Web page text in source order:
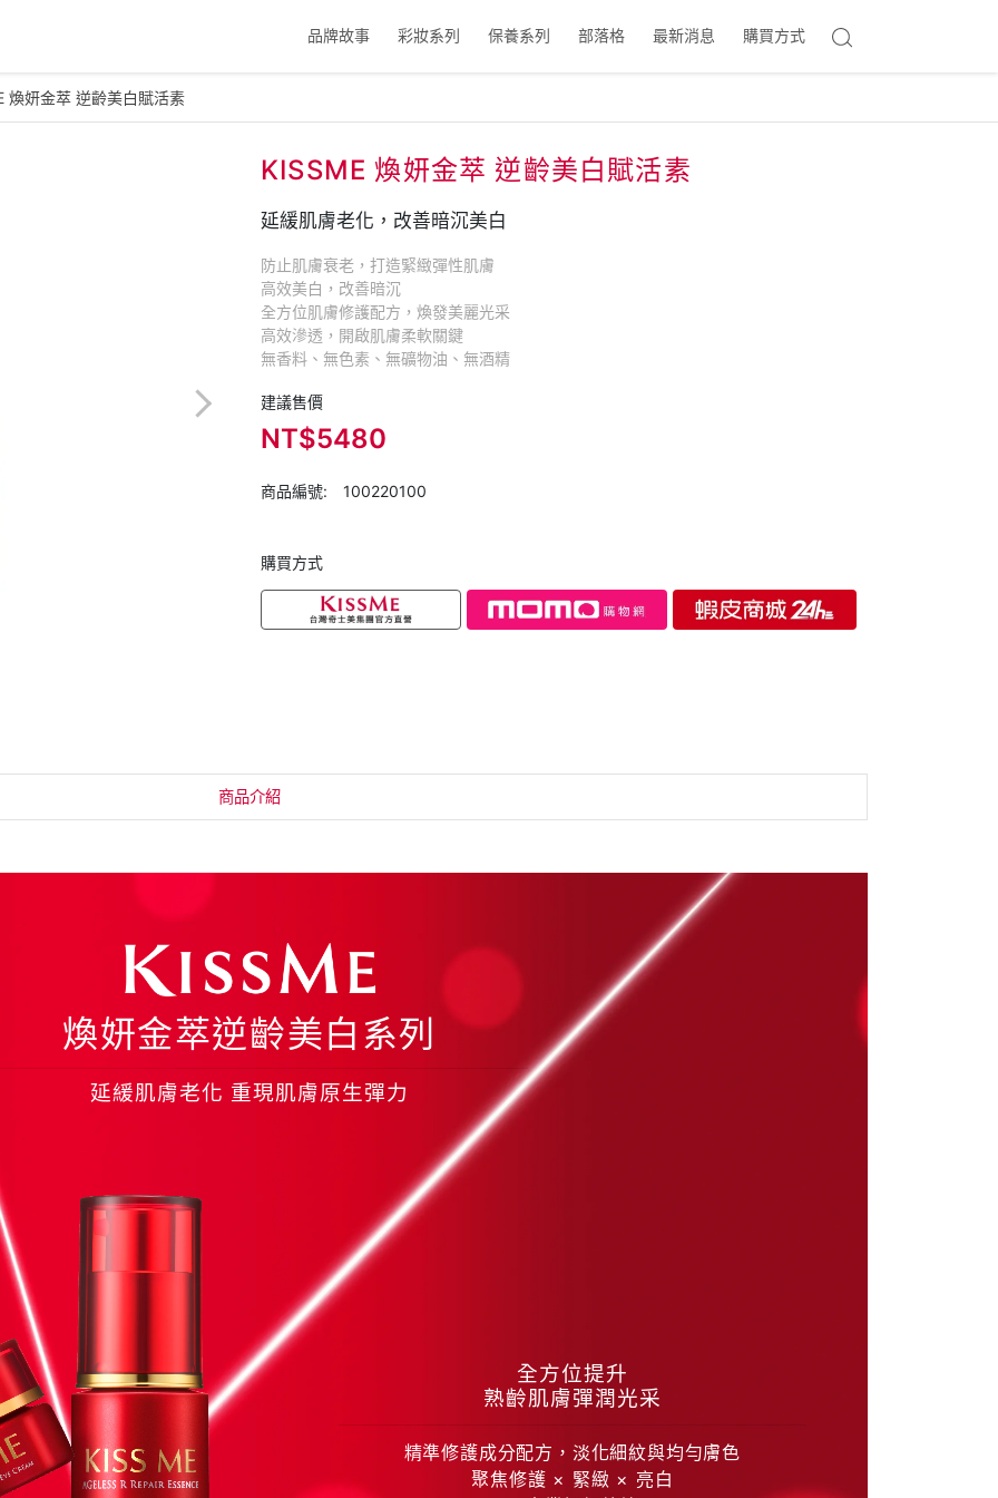
品牌故事 彩妝系列 保養系列 部落格 最新消息 購買方式
煥妍金萃 逆齡美白賦活素
KISSME 煥妍金萃 逆齡美白賦活素
防止肌膚衰老，打造緊緻彈性肌膚​
高效美白，改善暗沉​
全方位肌膚修護配方，煥發美麗光采​
高效滲透，開啟肌膚柔軟關鍵​
無香料、無色素、無礦物油、無酒精
延緩肌膚老化，改善暗沉美白
建議售價
NT$5480
商品編號: 100220100
購買方式
商品介紹
煥妍金萃逆齡美白系列
延緩肌膚老化 重現肌膚原生彈力
全方位提升
熟齡肌膚彈潤光采
精準修護成分配方，淡化細紋與均勻膚色
聚焦修護 × 緊緻 × 亮白